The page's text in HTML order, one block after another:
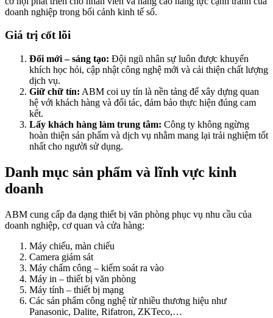
doanh nghiệp trong bối cảnh kinh tế số.
Giá trị cốt lõi
Đổi mới – sáng tạo: Đội ngũ nhân sự luôn được khuyến
khích học hỏi, cập nhật công nghệ mới và cải thiện chất lượng
dịch vụ.
Giữ chữ tín: ABM coi uy tín là nền tảng để xây dựng quan
hệ với khách hàng và đối tác, đảm bảo thực hiện đúng cam
kết.
Lấy khách hàng làm trung tâm: Công ty không ngừng
hoàn thiện sản phẩm và dịch vụ nhằm mang lại trải nghiệm tốt
nhất cho người sử dụng.
Danh mục sản phẩm và lĩnh vực kinh
doanh
ABM cung cấp đa dạng thiết bị văn phòng phục vụ nhu cầu của
doanh nghiệp, cơ quan và cửa hàng:
Máy chiếu, màn chiếu
Camera giám sát
Máy chấm công – kiểm soát ra vào
Máy in – thiết bị văn phòng
Máy tính – thiết bị mạng
Các sản phẩm công nghệ từ nhiều thương hiệu như
Panasonic, Dalite, Rifatron, ZKTeco,…